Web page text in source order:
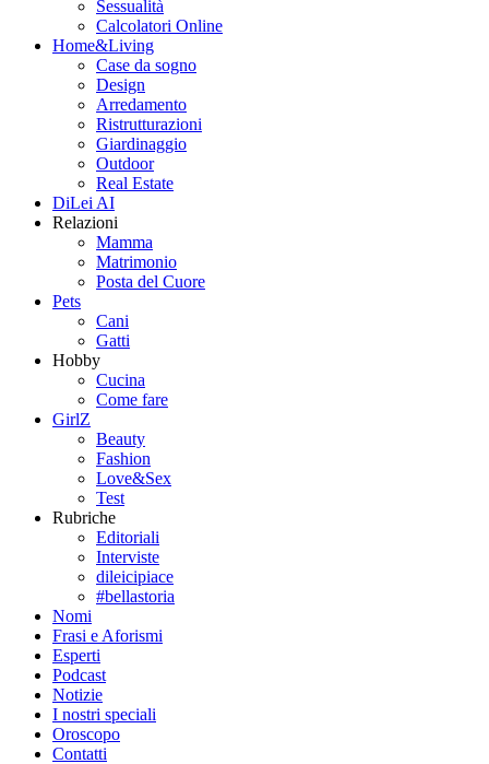
Sessualità
Calcolatori Online
Home&Living
Case da sogno
Design
Arredamento
Ristrutturazioni
Giardinaggio
Outdoor
Real Estate
DiLei AI
Relazioni
Mamma
Matrimonio
Posta del Cuore
Pets
Cani
Gatti
Hobby
Cucina
Come fare
GirlZ
Beauty
Fashion
Love&Sex
Test
Rubriche
Editoriali
Interviste
dileicipiace
#bellastoria
Nomi
Frasi e Aforismi
Esperti
Podcast
Notizie
I nostri speciali
Oroscopo
Contatti